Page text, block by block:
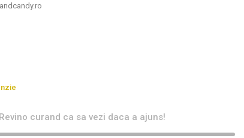
curand ca sa vezi daca a ajuns!